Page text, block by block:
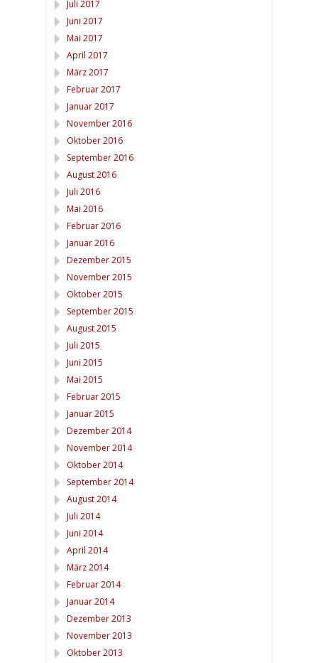
Juli 2017
Juni 2017
Mai 2017
April 2017
März 2017
Februar 2017
Januar 2017
November 2016
Oktober 2016
September 2016
August 2016
Juli 2016
Mai 2016
Februar 2016
Januar 2016
Dezember 2015
November 2015
Oktober 2015
September 2015
August 2015
Juli 2015
Juni 2015
Mai 2015
Februar 2015
Januar 2015
Dezember 2014
November 2014
Oktober 2014
September 2014
August 2014
Juli 2014
Juni 2014
April 2014
März 2014
Februar 2014
Januar 2014
Dezember 2013
November 2013
Oktober 2013